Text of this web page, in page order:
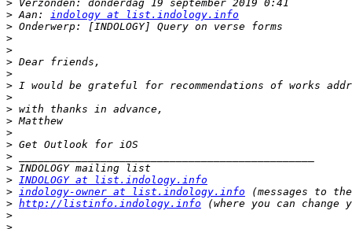
>
> Aan: indology at list.indology.info
>
>
>
>
>
>
>
>
>
>
>
>
>
> INDOLOGY at list.indology.info
> indology-owner at list.indology.info
> http://listinfo.indology.info
>